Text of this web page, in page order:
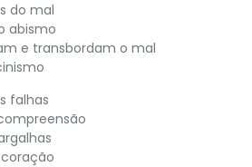
do mal
abismo
e transbordam o mal
falhas